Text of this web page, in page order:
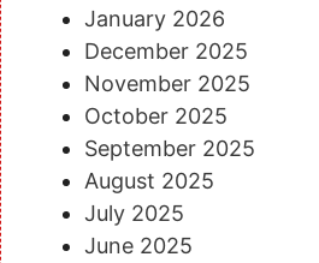
January 2026
December 2025
November 2025
October 2025
September 2025
August 2025
July 2025
June 2025